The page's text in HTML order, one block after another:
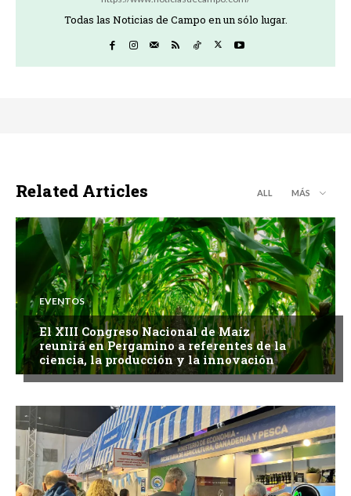
Todas las Noticias de Campo en un sólo lugar.
Related Articles ALL MÁS
EVENTOS
El XIII Congreso Nacional de Maíz
reunirá en Pergamino a referentes de la
ciencia, la producción y la innovación